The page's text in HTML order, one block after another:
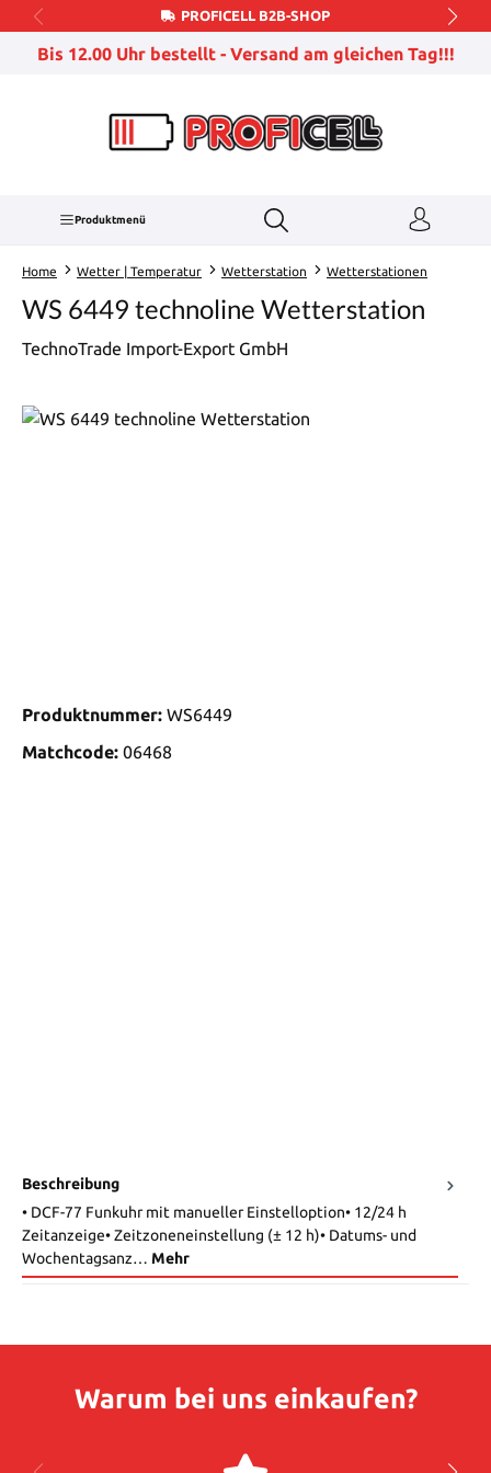
Zum Hauptinhalt springenPROFICELL B2B-SHOP
Bis 12.00 Uhr bestellt - Versand am gleichen Tag!!!
Produktmenü
Home Wetter | Temperatur Wetterstation Wetterstationen
WS 6449 technoline Wetterstation
TechnoTrade Import-Export GmbH
Produktnummer: WS6449
Matchcode: 06468
Beschreibung
• DCF-77 Funkuhr mit manueller Einstelloption• 12/24 h
Zeitanzeige• Zeitzoneneinstellung (± 12 h)• Datums- und
Wochentagsanz… Mehr
Warum bei uns einkaufen?